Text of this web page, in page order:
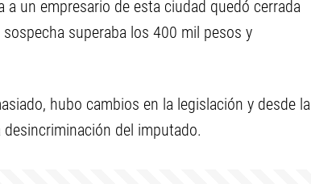
a un empresario de esta ciudad quedó cerrada
superaba los 400 mil pesos y
hubo cambios en la legislación y desde la
del imputado.